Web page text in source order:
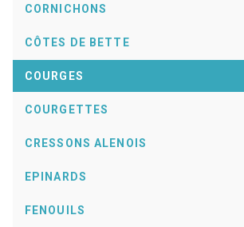
CORNICHONS
CÔTES DE BETTE
COURGES
COURGETTES
CRESSONS ALENOIS
EPINARDS
FENOUILS